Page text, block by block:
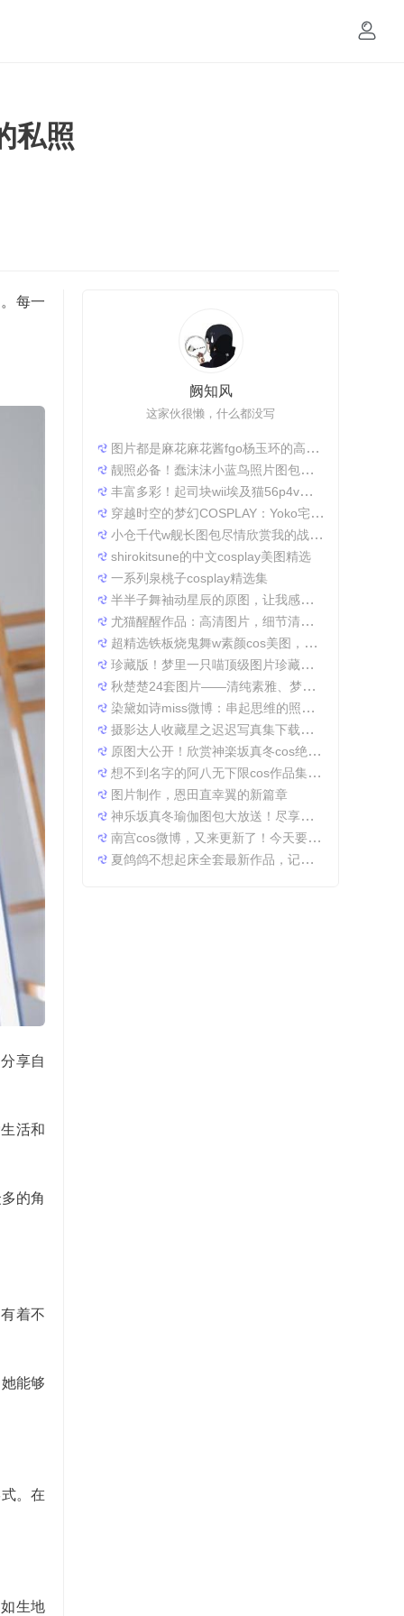
私照
每一
享自
活和
的角
着不
能够
。在
生地
阙知风
这家伙很懒，什么都没写
图片都是麻花麻花酱fgo杨玉环的高清照片，太好看了
靓照必备！蠢沫沫小蓝鸟照片图包合集
丰富多彩！起司块wii埃及猫56p4v照片精选大集合
穿越时空的梦幻COSPLAY：Yoko宅夏电子档图包
小仓千代w舰长图包尽情欣赏我的战场作品集
shirokitsune的中文cosplay美图精选
一系列泉桃子cosplay精选集
半半子舞袖动星辰的原图，让我感受到了摄影的魅力
尤猫醒醒作品：高清图片，细节清晰展现真实美。
超精选铁板烧鬼舞w素颜cos美图，一定不会让你失望
珍藏版！梦里一只喵顶级图片珍藏套装。
秋楚楚24套图片——清纯素雅、梦幻唯美，成就一张张经典美图。
染黛如诗miss微博：串起思维的照片收集
摄影达人收藏星之迟迟写真集下载，原图分享带来无限想象空间。
原图大公开！欣赏神楽坂真冬cos绝対服従的高清细节
想不到名字的阿八无下限cos作品集锦，带你领略不一般的角色扮演魅力
图片制作，恩田直幸翼的新篇章
神乐坂真冬瑜伽图包大放送！尽享原图精粹
南宫cos微博，又来更新了！今天要分享一些特别的东西哦。
夏鸽鸽不想起床全套最新作品，记录最美时光。